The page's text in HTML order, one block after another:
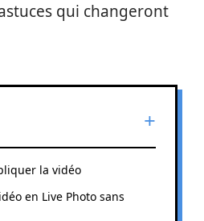
qui changeront
la vidéo
en Live Photo sans